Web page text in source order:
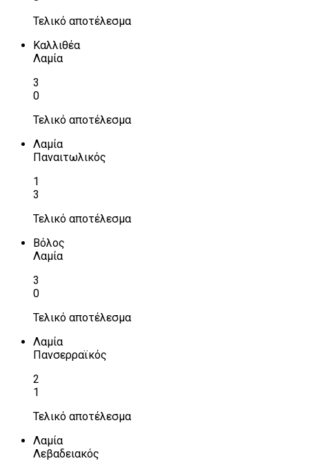
Τελικό αποτέλεσμα
Καλλιθέα
Λαμία
3
0
Τελικό αποτέλεσμα
Λαμία
Παναιτωλικός
1
3
Τελικό αποτέλεσμα
Βόλος
Λαμία
3
0
Τελικό αποτέλεσμα
Λαμία
Πανσερραϊκός
2
1
Τελικό αποτέλεσμα
Λαμία
Λεβαδειακός